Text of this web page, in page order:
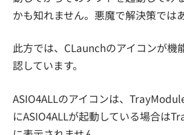
かも知れません。悪魔で解決策では
此方では、CLaunchのアイコンが機
認しています。
ASIO4ALLのアイコンは、
にASIO4ALLが起動している場合は